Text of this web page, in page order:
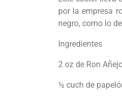
por la empresa
negro, como lo
Ingredientes
2 oz de Ron
½ cuch de